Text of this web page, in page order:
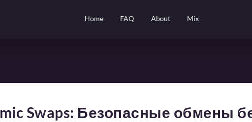
Home FAQ About Mix
Swaps: Безопасные обмены